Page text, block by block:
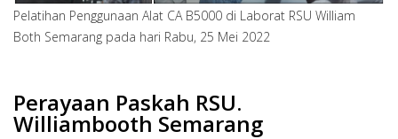
Pelatihan Penggunaan Alat CA B5000 di Laborat RSU William
Both Semarang pada hari Rabu, 25 Mei 2022
Perayaan Paskah RSU.
Williambooth Semarang